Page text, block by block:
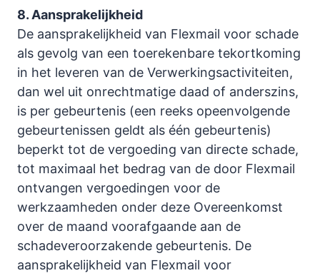
8. Aansprakelijkheid
De aansprakelijkheid van Flexmail voor schade
als gevolg van een toerekenbare tekortkoming
in het leveren van de Verwerkingsactiviteiten,
dan wel uit onrechtmatige daad of anderszins,
is per gebeurtenis (een reeks opeenvolgende
gebeurtenissen geldt als één gebeurtenis)
beperkt tot de vergoeding van directe schade,
tot maximaal het bedrag van de door Flexmail
ontvangen vergoedingen voor de
werkzaamheden onder deze Overeenkomst
over de maand voorafgaande aan de
schadeveroorzakende gebeurtenis. De
aansprakelijkheid van Flexmail voor